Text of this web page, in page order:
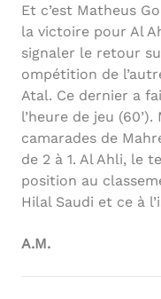
Et c’est Matheus
la victoire pour Al
signaler le retour
ompétition de
Atal. Ce dernier a
l’heure de jeu
camarades de
de 2 à 1. Al Ahli, le
position au
Hilal Saudi et ce à
A.M.